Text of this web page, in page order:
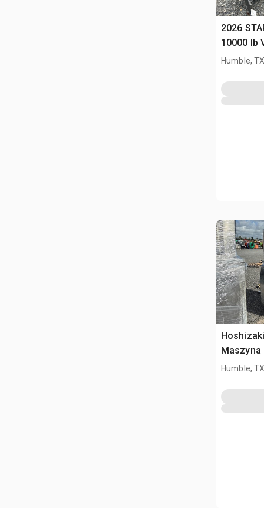
2026
10000 lb
(Unused)
Humble,
Maszyna
Humble,